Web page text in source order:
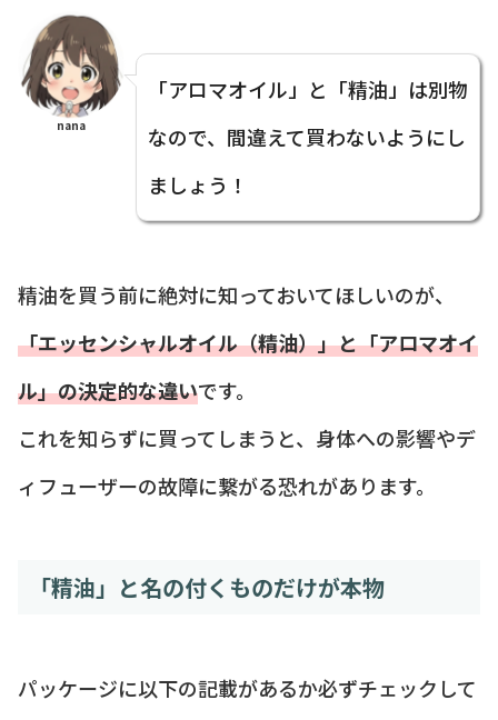
nana
「アロマオイル」と「精油」は別物
なので、間違えて買わないようにし
ましょう！
精油を買う前に絶対に知っておいてほしいのが、
「エッセンシャルオイル（精油）」と「アロマオイ
ル」の決定的な違いです。
これを知らずに買ってしまうと、身体への影響やデ
ィフューザーの故障に繋がる恐れがあります。
「精油」と名の付くものだけが本物
パッケージに以下の記載があるか必ずチェックして